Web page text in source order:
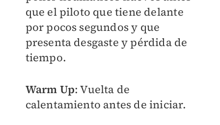
que el piloto que tiene delante
por pocos segundos y que
presenta desgaste y pérdida de
tiempo.
Warm Up: Vuelta de
calentamiento antes de iniciar.